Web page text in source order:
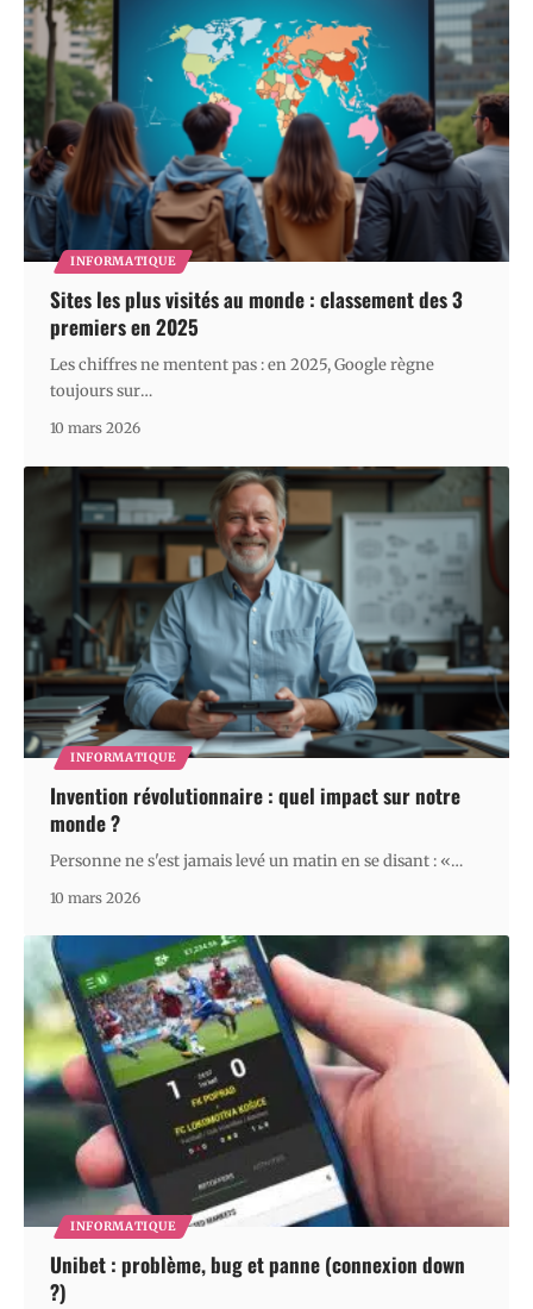
INFORMATIQUE
Sites les plus visités au monde : classement des 3
premiers en 2025
Les chiffres ne mentent pas : en 2025, Google règne
toujours sur…
10 mars 2026
INFORMATIQUE
Invention révolutionnaire : quel impact sur notre
monde ?
Personne ne s'est jamais levé un matin en se disant : «…
10 mars 2026
INFORMATIQUE
Unibet : problème, bug et panne (connexion down
?)